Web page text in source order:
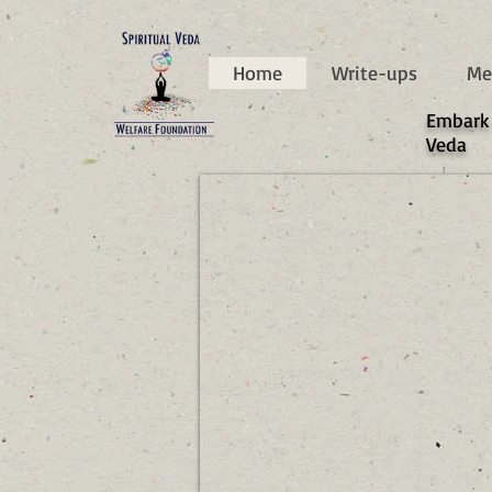
Home Write-ups
Veda